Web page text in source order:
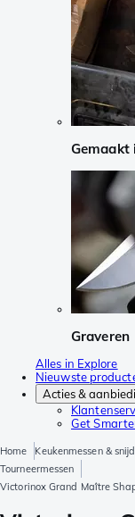
Gemaakt
Graveren
Alles in Explore
Nieuwste
Acties &
Get
Home Keukenmessen &
Tourneermessen
Victorinox Grand Maître